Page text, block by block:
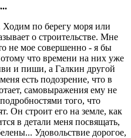
Ходим по берегу моря или
о строительстве. Мне
не мое совершенно - я бы
что времени на них уже
и пиши, а Галкин другой
есть подозрение, что в
самовыражения ему не
того, что
Он строит его на земле, как
в детали меня посвящать,
Удовольствие дорогое,